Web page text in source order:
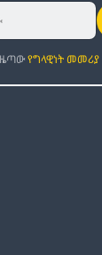
የግላዊነት መመሪያ